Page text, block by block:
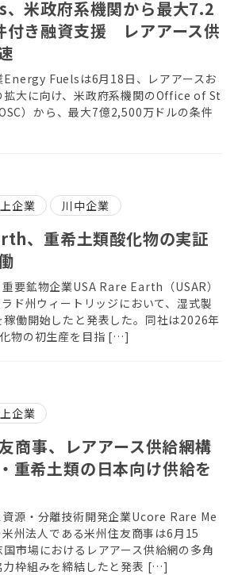
米政府系機関から最大7.2
付き融資支援 レアアース供
Energy Fuelsは6月18日、レアアースお
拡大に向け、米政府系機関のOffice of St
）から、最大7億2,500万ドルの条件
企業 川中企業
、重希土類酸化物の実証
要鉱物企業USA Rare Earth（USAR）
ド州ウィートリッジにおいて、湿式製
働開始したと発表した。同社は2026年
物の初生産を目指 […]
企業
商事、レアアース供給網構
希土類の日本向け供給を
資源・分離技術開発企業Ucore Rare Me
州法人である米州住友商事は6月15
市場におけるレアアース供給網の多角
力枠組みを締結したと発表 […]